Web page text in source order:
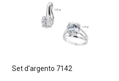
Set d'argento 7142